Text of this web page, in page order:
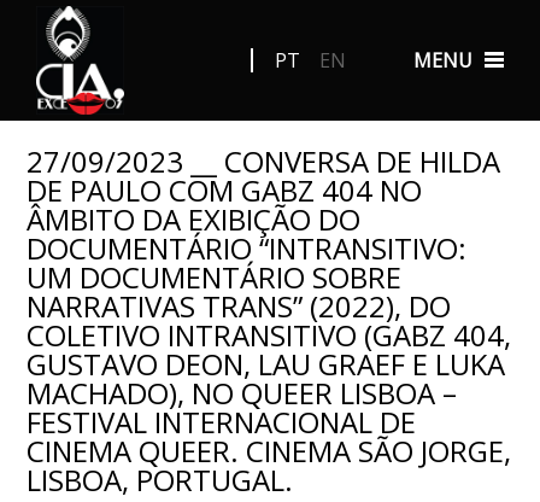
MENU
PT EN
27/09/2023 __ CONVERSA DE HILDA
DE PAULO COM GABZ 404 NO
ÂMBITO DA EXIBIÇÃO DO
DOCUMENTÁRIO “INTRANSITIVO:
UM DOCUMENTÁRIO SOBRE
NARRATIVAS TRANS” (2022), DO
COLETIVO INTRANSITIVO (GABZ 404,
GUSTAVO DEON, LAU GRAEF E LUKA
MACHADO), NO QUEER LISBOA –
FESTIVAL INTERNACIONAL DE
CINEMA QUEER. CINEMA SÃO JORGE,
LISBOA, PORTUGAL.